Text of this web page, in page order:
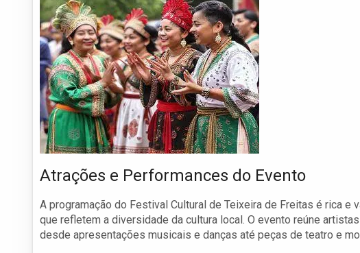
Atrações e Performances do Evento
A programação do Festival Cultural de Teixeira de Freitas é rica
que refletem a diversidade da cultura local. O evento reúne
desde apresentações musicais e danças até peças de teatro e